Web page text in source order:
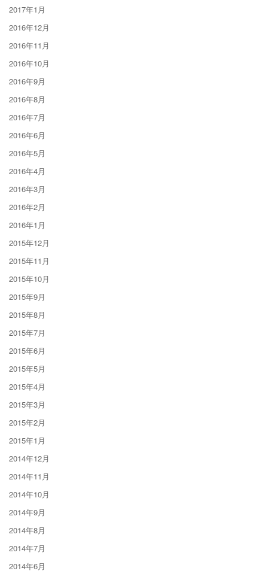
2017年1月
2016年12月
2016年11月
2016年10月
2016年9月
2016年8月
2016年7月
2016年6月
2016年5月
2016年4月
2016年3月
2016年2月
2016年1月
2015年12月
2015年11月
2015年10月
2015年9月
2015年8月
2015年7月
2015年6月
2015年5月
2015年4月
2015年3月
2015年2月
2015年1月
2014年12月
2014年11月
2014年10月
2014年9月
2014年8月
2014年7月
2014年6月